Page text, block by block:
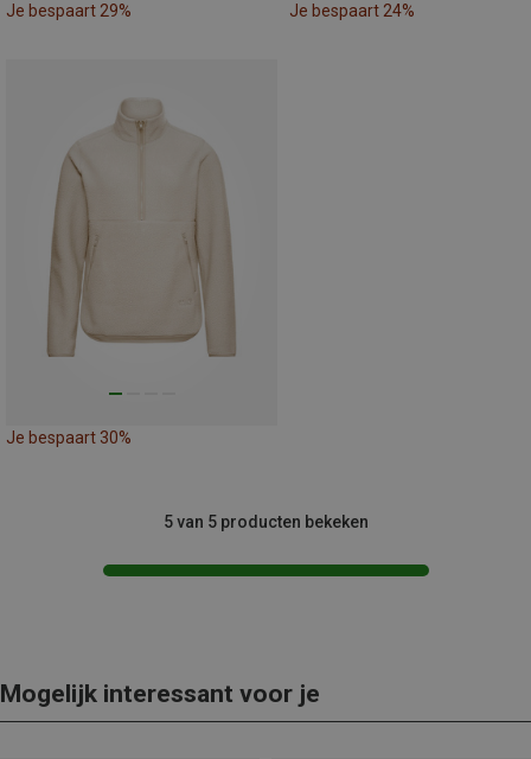
Je bespaart 29% Je bespaart 24%
Je bespaart 30%
5 van 5 producten bekeken
Mogelijk interessant voor je